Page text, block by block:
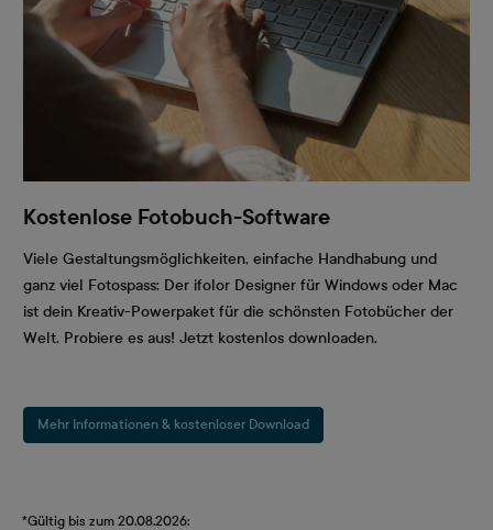
Kostenlose Fotobuch-Software
Viele Gestaltungsmöglichkeiten, einfache Handhabung und
ganz viel Fotospass: Der ifolor Designer für Windows oder Mac
ist dein Kreativ-Powerpaket für die schönsten Fotobücher der
Welt. Probiere es aus! Jetzt kostenlos downloaden.
Mehr Informationen & kostenloser Download
*Gültig bis zum 20.08.2026: